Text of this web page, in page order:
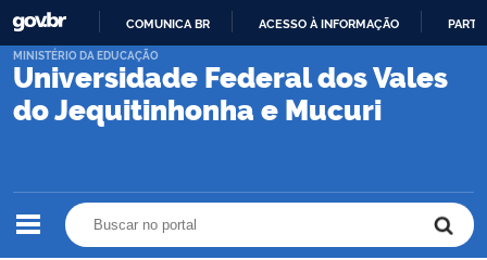
PARA
CONTEÚDO
COMUNICA BR ACESSO À INFORMAÇÃO
Universidade Federal dos Vales
do Jequitinhonha e Mucuri
MINISTÉRIO DA EDUCAÇÃO